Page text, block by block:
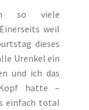
so viele
weil
dieses
Urenkel ein
und ich das
hatte –
einfach total